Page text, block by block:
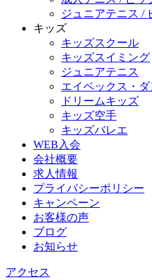
ジュニアテニス /
キッズ
キッズスクール
キッズスイミング
ジュニアテニス
エイベックス・
ドリームキッズ
キッズ空手
キッズバレエ
WEB入会
会社概要
求人情報
プライバシーポリシー
キャンペーン
お客様の声
ブログ
お知らせ
アクセス